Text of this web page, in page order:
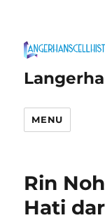
MENU
Rin
Hati